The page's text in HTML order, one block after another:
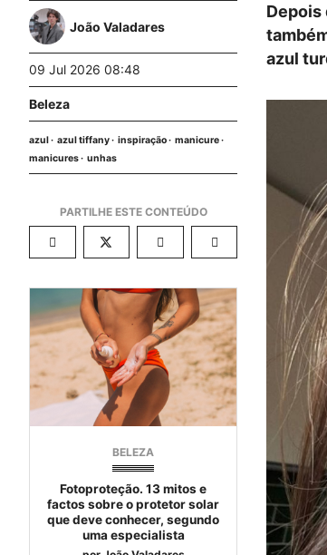
João Valadares
09 Jul 2026 08:48
Beleza
azul azul tiffany inspiração
manicure
manicures
unhas
BELEZA
Fotoproteção. 13 mitos e
factos sobre o protetor solar
que deve conhecer, segundo
uma especialista
Depois
azul